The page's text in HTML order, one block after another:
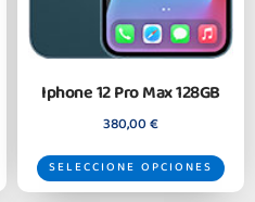
Iphone 12 Pro Max 128GB
380,00€
SELECCIONE OPCIONES